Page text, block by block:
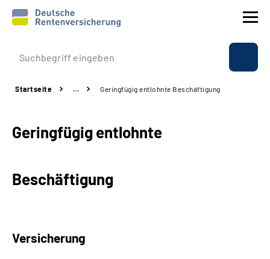
Prävention
Rente
Über uns & Presse
Startseite … Geringfügig entlohnte Beschäftigung
Geringfügig entlohnte
Beschäftigung
Versicherung